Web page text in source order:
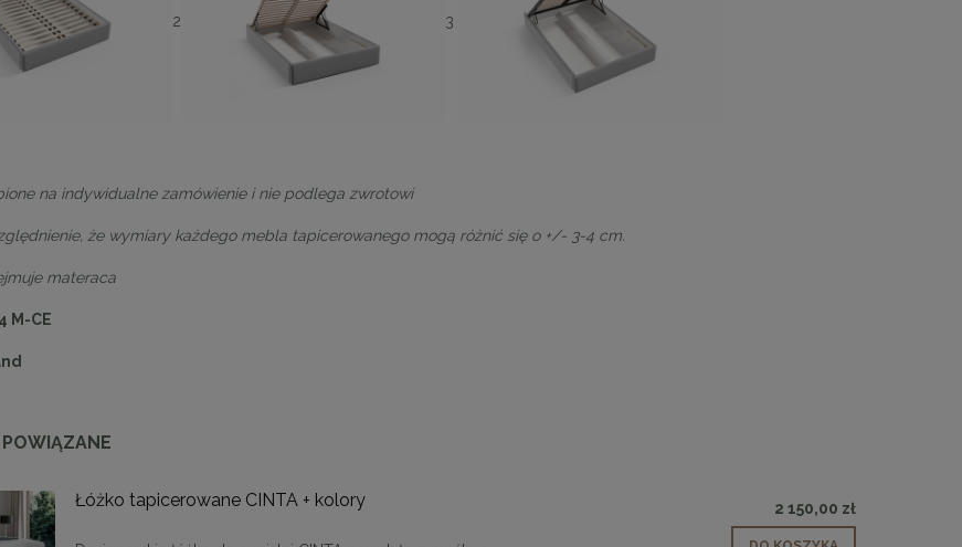
KOSZYKA DO KOSZYKA DO KOSZYKA
CHIC-9, biało złota 75
Lampa wisząca CHIC-1 biało złota, 20
Lampa wisząca
2 3
na indywidualne zamówienie i nie podlega zwrotowi
że wymiary każdego mebla tapicerowanego mogą różnić się o +/- 3-4 cm.
materaca
M-CE
Łóżko tapicerowane CINTA + kolory 2 150,00 zł